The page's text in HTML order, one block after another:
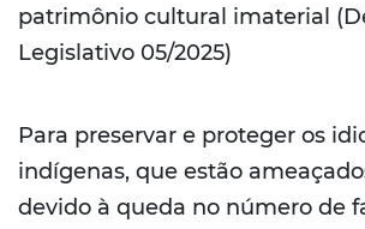
patrimônio cultural imaterial
Legislativo 05/2025)
Para preservar e proteger os
indígenas, que estão
devido à queda no número de